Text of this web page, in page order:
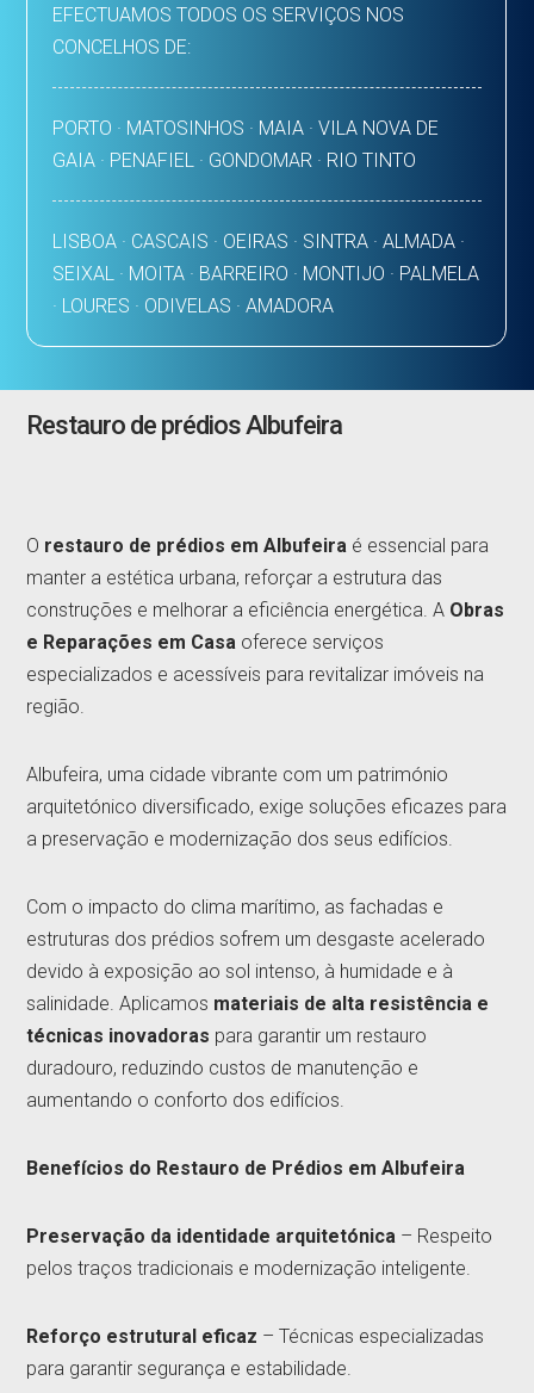
EFECTUAMOS TODOS OS SERVIÇOS NOS
CONCELHOS DE:
PORTO · MATOSINHOS · MAIA · VILA NOVA DE
GAIA · PENAFIEL · GONDOMAR · RIO TINTO
LISBOA · CASCAIS · OEIRAS · SINTRA · ALMADA ·
SEIXAL · MOITA · BARREIRO · MONTIJO · PALMELA
· LOURES · ODIVELAS · AMADORA
Restauro de prédios Albufeira
O restauro de prédios em Albufeira é essencial para
manter a estética urbana, reforçar a estrutura das
construções e melhorar a eficiência energética. A Obras
e Reparações em Casa oferece serviços
especializados e acessíveis para revitalizar imóveis na
região.
Albufeira, uma cidade vibrante com um património
arquitetónico diversificado, exige soluções eficazes para
a preservação e modernização dos seus edifícios.
Com o impacto do clima marítimo, as fachadas e
estruturas dos prédios sofrem um desgaste acelerado
devido à exposição ao sol intenso, à humidade e à
salinidade. Aplicamos materiais de alta resistência e
técnicas inovadoras para garantir um restauro
duradouro, reduzindo custos de manutenção e
aumentando o conforto dos edifícios.
Benefícios do Restauro de Prédios em Albufeira
Preservação da identidade arquitetónica – Respeito
pelos traços tradicionais e modernização inteligente.
Reforço estrutural eficaz – Técnicas especializadas
para garantir segurança e estabilidade.